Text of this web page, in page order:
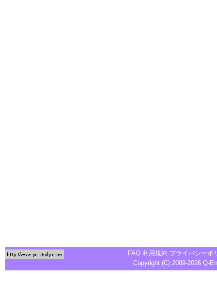
FAQ 利用規約 プライバシーポ
Copyright (C) 2009-2026 Q-